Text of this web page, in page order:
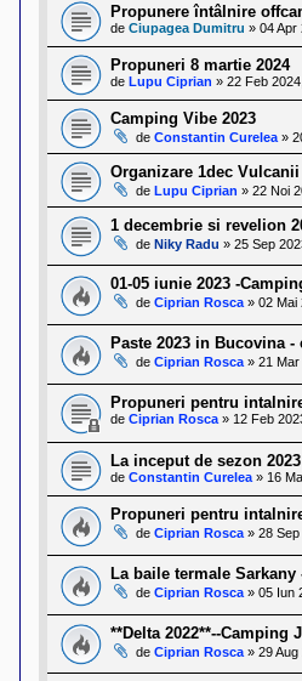
Propunere întâlnire
de Ciupagea Dumitru » 04 Apr
Propuneri 8 martie 2024
de Lupu Ciprian » 22 Feb
Camping Vibe 2023
de Constantin Curelea »
Organizare 1dec
de Lupu Ciprian » 22 Noi
1 decembrie si revelion
de Niky Radu » 25 Sep
01-05 iunie 2023 -
de Ciprian Rosca» 02 Mai
Paste 2023 in Bucovina
de Ciprian Rosca » 21 Mar
Propuneri pentru
de Ciprian Rosca » 12 Feb
La inceput de sezon 2023
de Constantin Curelea » 16
Propuneri pentru
de Ciprian Rosca » 28
La baile termale Sarkany
de Ciprian Rosca » 05 Iun
**Delta 2022**--Camping
de Ciprian Rosca » 29